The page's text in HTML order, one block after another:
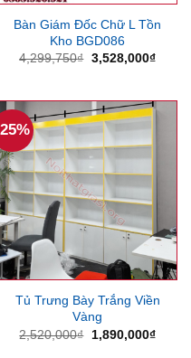
Bàn Giám Đốc Chữ L Tồn
Kho BGD086
4,299,750₫ Giá
3,528,000₫Giá
Tủ Trưng Bày Trắng Viền
Vàng
2,520,000₫
Giá
1,890,000₫Giá